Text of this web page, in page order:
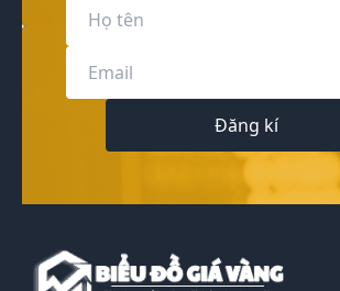
Đăng kí